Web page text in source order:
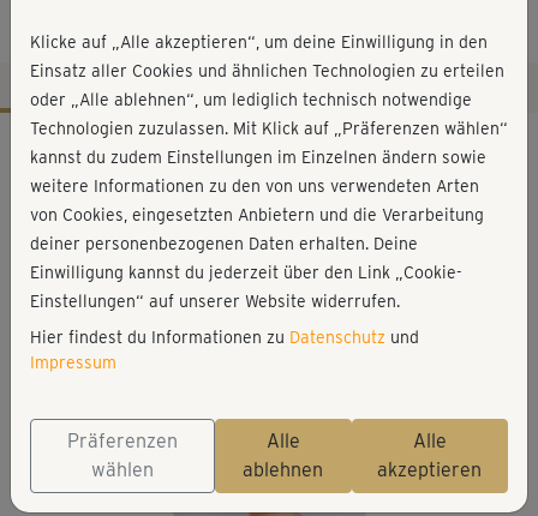
Strong me - Cooldown 2
Workout-Facts
mittelschwer
4 Min
7 kcal
Elisa Dambeck
Matte
Klicke auf „Alle akzeptieren“, um deine Einwilligung in den
Einsatz aller Cookies und ähnlichen Technologien zu erteilen
oder „Alle ablehnen“, um lediglich technisch notwendige
Technologien zuzulassen. Mit Klick auf „Präferenzen wählen“
kannst du zudem Einstellungen im Einzelnen ändern sowie
weitere Informationen zu den von uns verwendeten Arten
von Cookies, eingesetzten Anbietern und die Verarbeitung
deiner personenbezogenen Daten erhalten. Deine
Einwilligung kannst du jederzeit über den Link „Cookie-
Einstellungen“ auf unserer Website widerrufen.
Hier findest du Informationen zu Datenschutz und
Impressum
Präferenzen
wählen
Alle
ablehnen
Alle
akzeptieren